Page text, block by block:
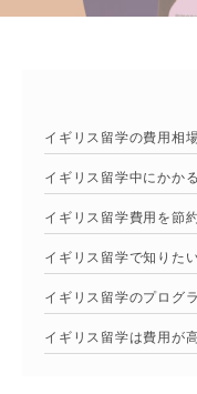
イギリス留学の費用相
イギリス留学中にかか
イギリス留学費用を節
イギリス留学で知りた
イギリス留学のプログ
イギリス留学は費用が